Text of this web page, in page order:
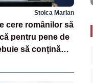
Stoica Marian
cere românilor să
pentru pene de
să conțină